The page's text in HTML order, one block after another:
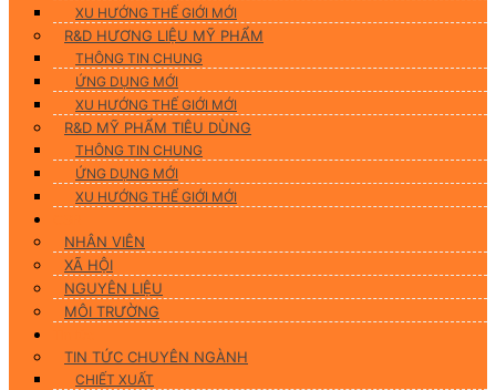
XU HƯỚNG THẾ GIỚI MỚI
R&D HƯƠNG LIỆU MỸ PHẨM
THÔNG TIN CHUNG
ỨNG DỤNG MỚI
XU HƯỚNG THẾ GIỚI MỚI
R&D MỸ PHẨM TIÊU DÙNG
THÔNG TIN CHUNG
ỨNG DỤNG MỚI
XU HƯỚNG THẾ GIỚI MỚI
NHÂN VIÊN
XÃ HỘI
NGUYÊN LIỆU
MÔI TRƯỜNG
TIN TỨC CHUYÊN NGÀNH
CHIẾT XUẤT